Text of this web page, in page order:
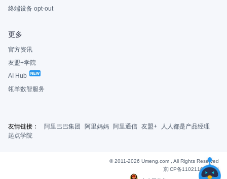
终端设备 opt-out
更多
官方资讯
友盟+学院
AI Hub
瓴羊数智服务
友情链接： 阿里巴巴集团 阿里妈妈 阿里通信 友盟+
人人都是产品经理
起点学院
© 2011-2026 Umeng.com , All Rights Reserved
京ICP备11021163号-6|